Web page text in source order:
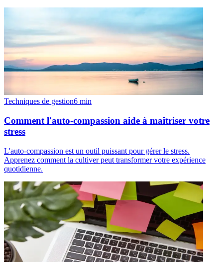
Techniques de gestion6 min
Comment l'auto-compassion aide à maîtriser votre
stress
L'auto-compassion est un outil puissant pour gérer le stress.
Apprenez comment la cultiver peut transformer votre expérience
quotidienne.